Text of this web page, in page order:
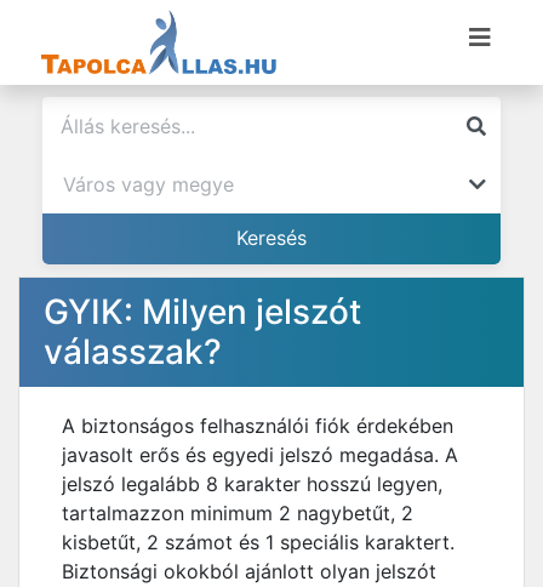
GYIK: Milyen jelszót
válasszak?
A biztonságos felhasználói fiók érdekében
javasolt erős és egyedi jelszó megadása. A
jelszó legalább 8 karakter hosszú legyen,
tartalmazzon minimum 2 nagybetűt, 2
kisbetűt, 2 számot és 1 speciális karaktert.
Biztonsági okokból ajánlott olyan jelszót